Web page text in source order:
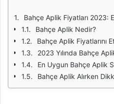
Bahçe Aplik Fiyatları 2023:
Bahçe Aplik Nedir?
Bahçe Aplik Fiyatlarını
2023 Yılında Bahçe
En Uygun Bahçe Aplik
Bahçe Aplik Alırken